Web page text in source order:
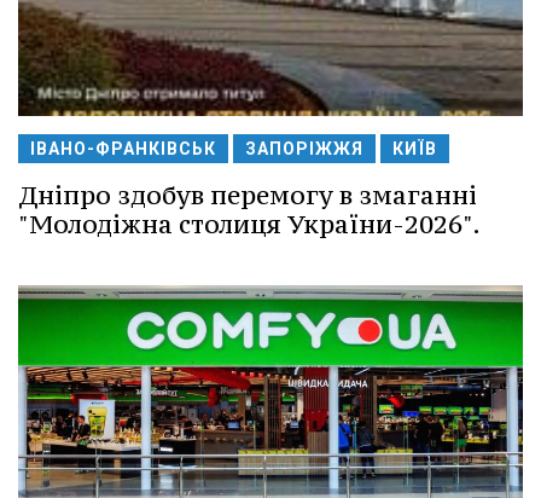
ІВАНО-ФРАНКІВСЬК ЗАПОРІЖЖЯ КИЇВ
Дніпро здобув перемогу в змаганні
"Молодіжна столиця України-2026".